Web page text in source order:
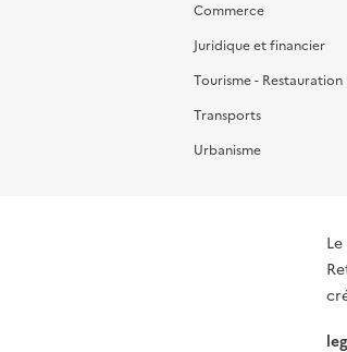
Commerce
Juridique et financier
Tourisme - Restauration
Transports
Urbanisme